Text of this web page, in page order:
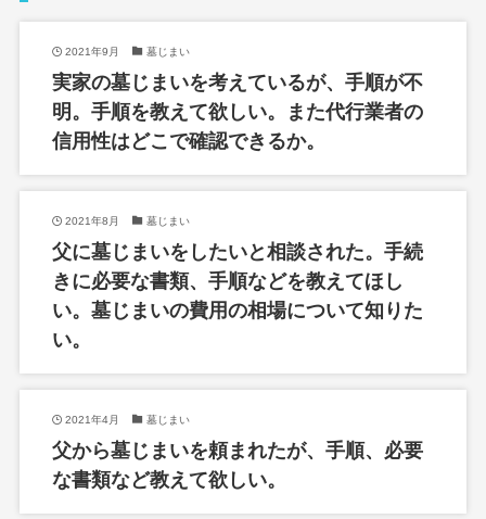
2021年9月 墓じまい
実家の墓じまいを考えているが、手順が不
明。手順を教えて欲しい。また代行業者の
信用性はどこで確認できるか。
2021年8月 墓じまい
父に墓じまいをしたいと相談された。手続
きに必要な書類、手順などを教えてほし
い。墓じまいの費用の相場について知りた
い。
2021年4月 墓じまい
父から墓じまいを頼まれたが、手順、必要
な書類など教えて欲しい。